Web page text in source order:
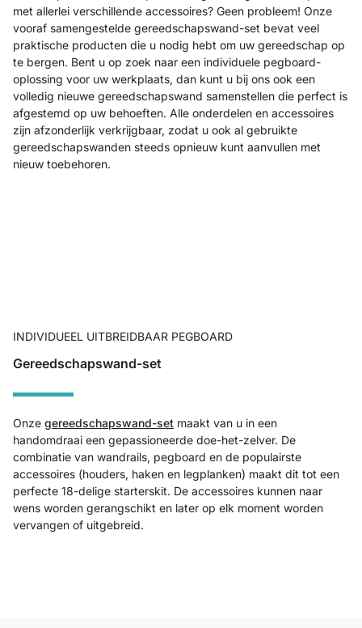
met allerlei verschillende accessoires? Geen probleem! Onze
vooraf samengestelde gereedschapswand-set bevat veel
praktische producten die u nodig hebt om uw gereedschap op
te bergen. Bent u op zoek naar een individuele pegboard-
oplossing voor uw werkplaats, dan kunt u bij ons ook een
volledig nieuwe gereedschapswand samenstellen die perfect is
afgestemd op uw behoeften. Alle onderdelen en accessoires
zijn afzonderlijk verkrijgbaar, zodat u ook al gebruikte
gereedschapswanden steeds opnieuw kunt aanvullen met
nieuw toebehoren.
INDIVIDUEEL UITBREIDBAAR PEGBOARD
Gereedschapswand-set
Onze gereedschapswand-set maakt van u in een
handomdraai een gepassioneerde doe-het-zelver. De
combinatie van wandrails, pegboard en de populairste
accessoires (houders, haken en legplanken) maakt dit tot een
perfecte 18-delige starterskit. De accessoires kunnen naar
wens worden gerangschikt en later op elk moment worden
vervangen of uitgebreid.